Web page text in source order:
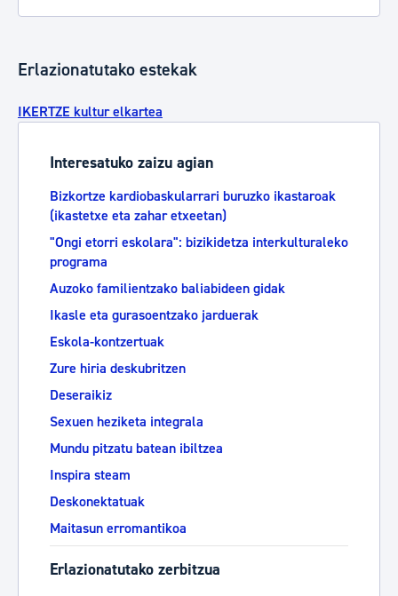
Erlazionatutako estekak
IKERTZE kultur elkartea
Interesatuko zaizu agian
Bizkortze kardiobaskularrari buruzko ikastaroak
(ikastetxe eta zahar etxeetan)
"Ongi etorri eskolara": bizikidetza interkulturaleko
programa
Auzoko familientzako baliabideen gidak
Ikasle eta gurasoentzako jarduerak
Eskola-kontzertuak
Zure hiria deskubritzen
Deseraikiz
Sexuen heziketa integrala
Mundu pitzatu batean ibiltzea
Inspira steam
Deskonektatuak
Maitasun erromantikoa
Erlazionatutako zerbitzua